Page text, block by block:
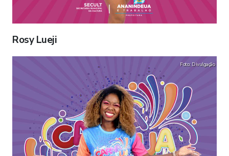
Rosy Lueji
Foto: Divulgação